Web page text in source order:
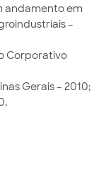
andamento em
–
Corporativo
Gerais – 2010;